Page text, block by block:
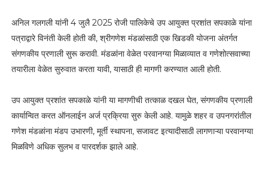
अनिल गलगली यांनी 4 जुलै 2025 रोजी पालिकेचे उप आयुक्त प्रशांत सपकाळे यांना
पत्राद्वारे विनंती केली होती की, श्रीगणेश मंडळांसाठी एक खिडकी योजना अंतर्गत
संगणकीय प्रणाली सुरू करावी. मंडळांना वेळेत परवानग्या मिळाव्यात व गणेशोत्सवाच्या
तयारीला वेळेत सुरुवात करता यावी, यासाठी ही मागणी करण्यात आली होती.
उप आयुक्त प्रशांत सपकाळे यांनी या मागणीची तत्काळ दखल घेत, संगणकीय प्रणाली
कार्यान्वित करत ऑनलाईन अर्ज प्रक्रिया सुरु केली आहे. यामुळे शहर व उपनगरांतील
गणेश मंडळांना मंडप उभारणी, मूर्ती स्थापना, सजावट इत्यादीसाठी लागणाऱ्या परवानग्या
मिळविणे अधिक सुलभ व पारदर्शक झाले आहे.